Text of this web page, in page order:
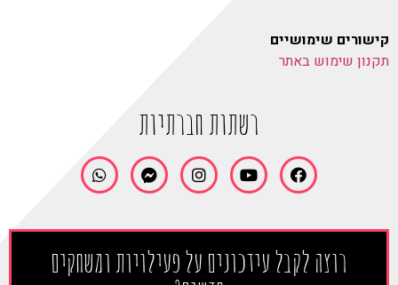
רוצה לקבל עידכונים על פעילויות ומשחקים
רשתות חברתיות
קישורים שימושיים
תקנון שימוש באתר